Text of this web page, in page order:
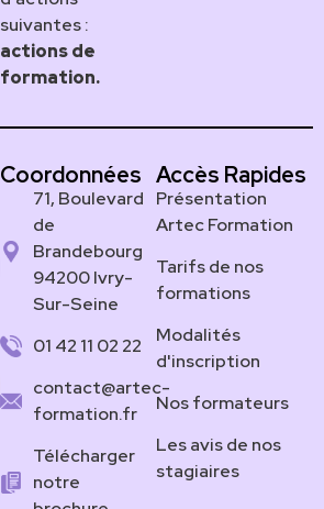
suivantes :
actions de
formation.
Coordonnées
71, Boulevard
de
Brandebourg
94200 Ivry-
Sur-Seine
01 42 11 02 22
contact@artec-
formation.fr
Télécharger
notre
Accès Rapides
Présentation
Artec Formation
Tarifs de nos
formations
Modalités
d'inscription
Nos formateurs
Les avis de nos
stagiaires